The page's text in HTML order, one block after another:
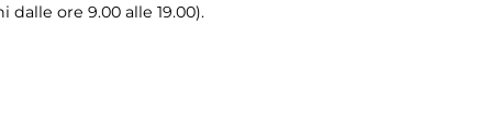
ore 9.00 alle 19.00).